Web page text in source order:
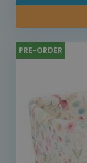
PRE-ORDER